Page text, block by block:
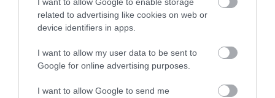
related to advertising like cookies on web or
device identifiers in apps.
I want to allow my user data to be sent to
Google for online advertising purposes.
I want to allow Google to send me
Η διατροφή που μειώνει τη φλεγμονή στον
την υγεία